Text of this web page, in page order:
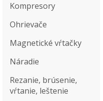
Kompresory
Ohrievače
Magnetické vŕtačky
Náradie
Rezanie, brúsenie,
vŕtanie, leštenie